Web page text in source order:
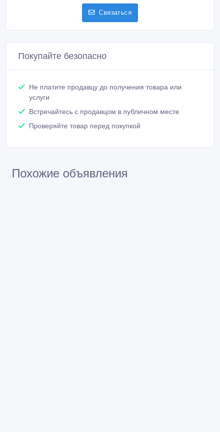
Связаться
Покупайте безопасно
Не платите продавцу до получения товара или
услуги
Встречайтесь с продавцом в публичном месте
Проверяйте товар перед покупкой
Похожие объявления